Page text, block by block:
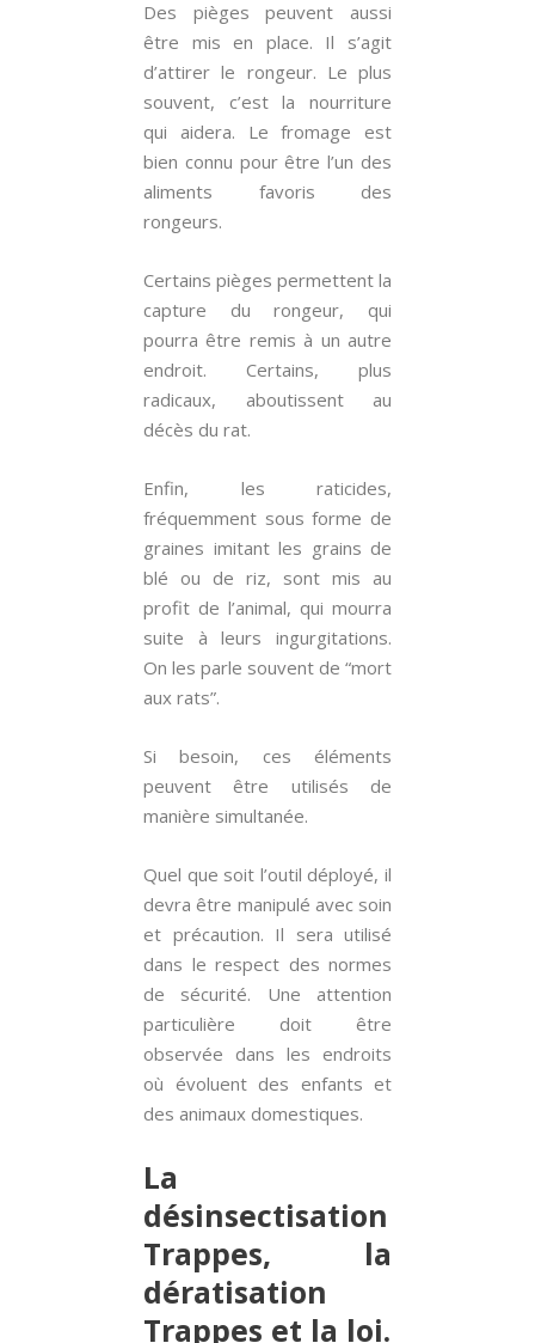
Des pièges peuvent aussi
être mis en place. Il s’agit
d’attirer le rongeur. Le plus
souvent, c’est la nourriture
qui aidera. Le fromage est
bien connu pour être l’un des
aliments favoris des
rongeurs.
Certains pièges permettent la
capture du rongeur, qui
pourra être remis à un autre
endroit. Certains, plus
radicaux, aboutissent au
décès du rat.
Enfin, les raticides,
fréquemment sous forme de
graines imitant les grains de
blé ou de riz, sont mis au
profit de l’animal, qui mourra
suite à leurs ingurgitations.
On les parle souvent de “mort
aux rats”.
Si besoin, ces éléments
peuvent être utilisés de
manière simultanée.
Quel que soit l’outil déployé, il
devra être manipulé avec soin
et précaution. Il sera utilisé
dans le respect des normes
de sécurité. Une attention
particulière doit être
observée dans les endroits
où évoluent des enfants et
des animaux domestiques.
La
désinsectisation
Trappes, la
dératisation
Trappes et la loi.